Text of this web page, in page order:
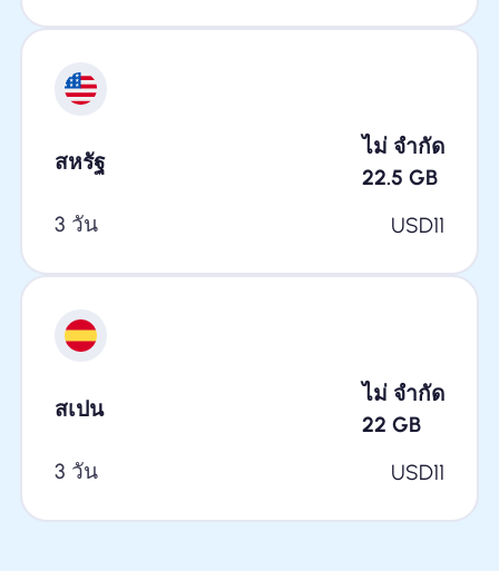
สหรัฐ
ไม่ จำกัด
22.5 GB
3 วัน
USD11
สเปน
ไม่ จำกัด
22 GB
3 วัน
USD11